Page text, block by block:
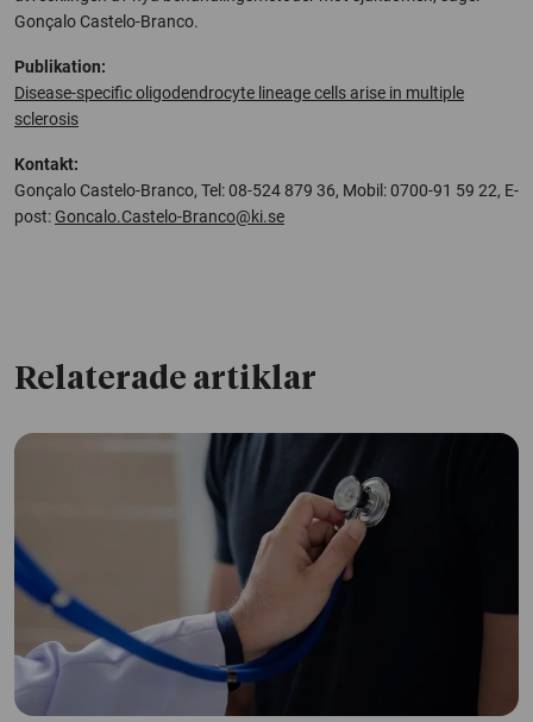
Gonçalo Castelo-Branco.
Publikation:
Disease-specific oligodendrocyte lineage cells arise in multiple
sclerosis
Kontakt:
Gonçalo Castelo-Branco, Tel: 08-524 879 36, Mobil: 0700-91 59 22, E-
post: Goncalo.Castelo-Branco@ki.se
Relaterade artiklar